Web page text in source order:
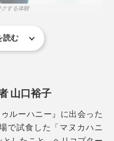
ヘリコプターのパイロッ
林の上を飛行中、養蜂に
クする体験
、運送にプチプチを必要
ら落としても、中のガラ
せん。
読む
山口裕子
ルーハニー』に出会った
で試食した「マヌカハニ